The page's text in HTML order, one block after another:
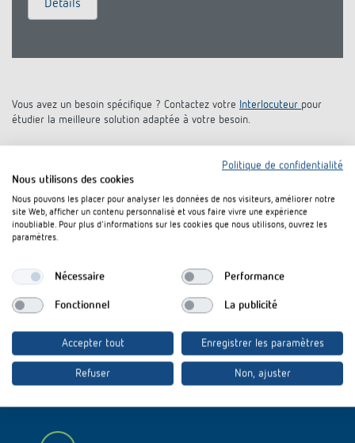
Références
Détails
Vous avez un besoin spécifique ? Contactez votre Interlocuteur pour
étudier la meilleure solution adaptée à votre besoin.
Theben SAS
Zac de la Madeleine
15, rue de la Tuilerie
77500 Chelles
FRANCE
+33(0)1/82 77 01 00
E-Mail :theben@theben.fr
Politique de confidentialité
Nous utilisons des cookies
Nous pouvons les placer pour analyser les données de nos visiteurs, améliorer notre
site Web, afficher un contenu personnalisé et vous faire vivre une expérience
inoubliable. Pour plus d'informations sur les cookies que nous utilisons, ouvrez les
paramètres.
Nécessaire Performance
Fonctionnel La publicité
Accepter tout Enregistrer les paramètres
Refuser Non, ajuster